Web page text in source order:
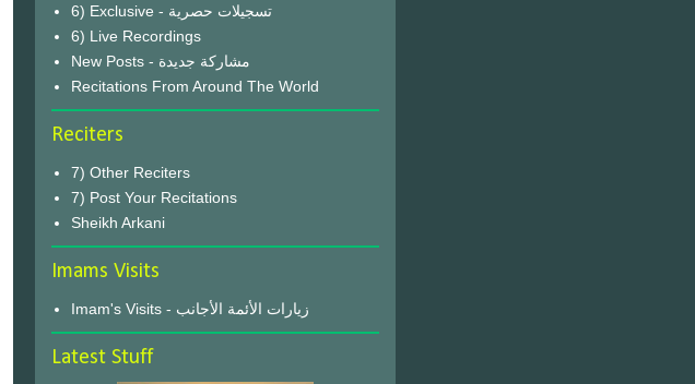
6) Exclusive - تسجيلات حصرية
6) Live Recordings
New Posts - مشاركة جديدة
Recitations From Around The World
Reciters
7) Other Reciters
7) Post Your Recitations
Sheikh Arkani
Imams Visits
Imam's Visits - زيارات الأئمة الأجانب
Latest Stuff